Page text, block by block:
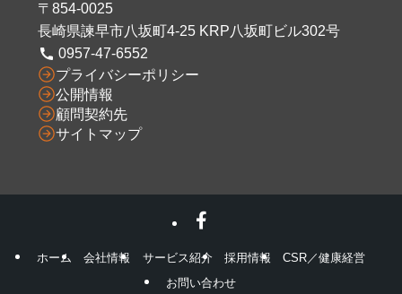
〒854-0025
長崎県諫早市八坂町4-25 KRP八坂町ビル302号
0957-47-6552
プライバシーポリシー
公開情報
顧問契約先
サイトマップ
ホーム 会社情報 サービス紹介 採用情報
CSR／健康経営
お問い合わせ